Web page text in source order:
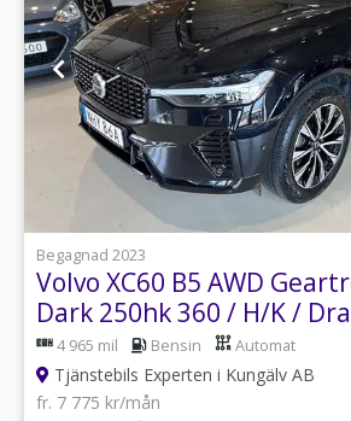
Begagnad 2023
Volvo XC60 B5 AWD
Dark 250hk 360 / H/K /
4 965 mil Bensin Automat
Tjänstebils Experten i Kungälv AB
fr. 7 775 kr/mån